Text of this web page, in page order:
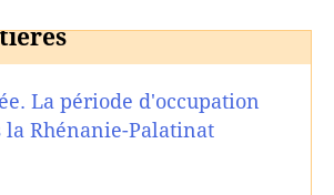
La période d'occupation
la Rhénanie-Palatinat